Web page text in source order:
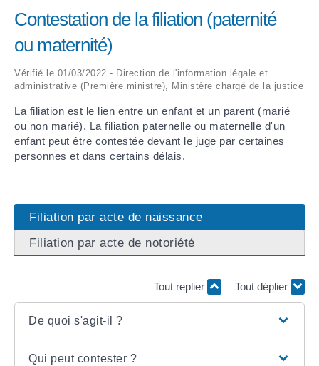
Contestation de la filiation (paternité
ou maternité)
Vérifié le 01/03/2022 - Direction de l'information légale et
administrative (Première ministre), Ministère chargé de la justice
La filiation est le lien entre un enfant et un parent (marié
ou non marié). La filiation paternelle ou maternelle d'un
enfant peut être contestée devant le juge par certaines
personnes et dans certains délais.
Filiation par acte de naissance
Filiation par acte de notoriété
Tout replier Tout déplier
De quoi s'agit-il ?
Qui peut contester ?
PLAN D'ACTION MUNICIPAL
ARRÊTÉS MUNICIPAUX
DÉLIBÉRATIONS